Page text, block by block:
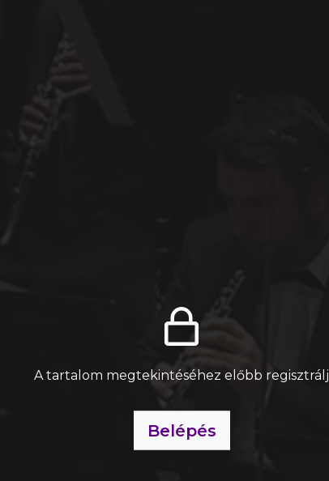
A tartalom megtekintéséhez előbb regisztrálj
Belépés